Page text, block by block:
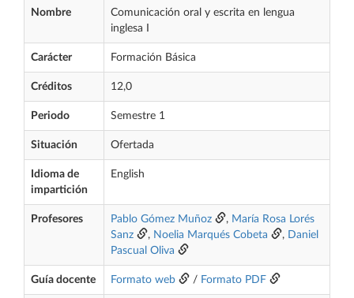
Nombre
Comunicación oral y escrita en lengua
inglesa I
Carácter Formación Básica
Créditos 12,0
Periodo Semestre 1
Situación Ofertada
Idioma de
impartición
English
Profesores Pablo Gómez Muñoz , María Rosa Lorés
Sanz
, Noelia Marqués Cobeta , Daniel
Pascual Oliva
Guía docente Formato web / Formato PDF